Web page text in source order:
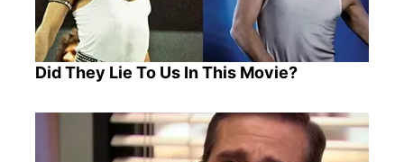
Did They Lie To Us In This Movie?